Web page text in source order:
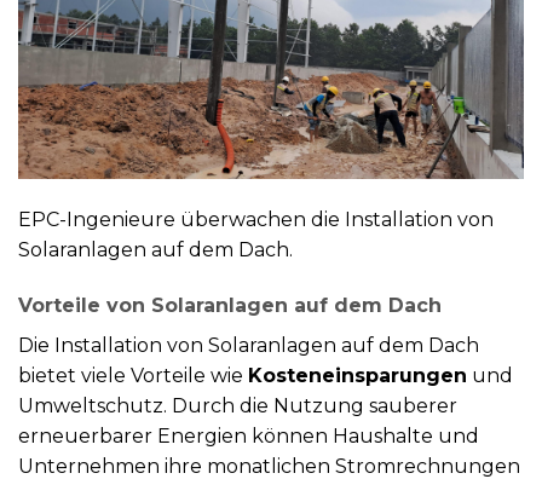
EPC-Ingenieure überwachen die Installation von
Solaranlagen auf dem Dach.
Vorteile von Solaranlagen auf dem Dach
Die Installation von Solaranlagen auf dem Dach
bietet viele Vorteile wie Kosteneinsparungen und
Umweltschutz. Durch die Nutzung sauberer
erneuerbarer Energien können Haushalte und
Unternehmen ihre monatlichen Stromrechnungen